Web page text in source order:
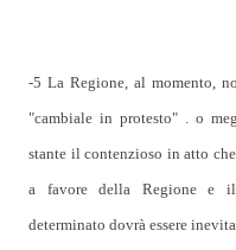
-5 La Regione, al momento,
"cambiale in protesto" . o
stante il contenzioso in atto
a favore della Regione e il
determinato dovrà essere